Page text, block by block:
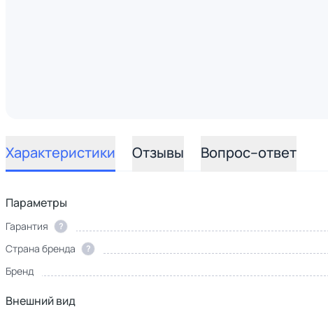
Характеристики Отзывы Вопрос–ответ
Параметры
Гарантия ?
Страна бренда
?
Бренд
Внешний вид